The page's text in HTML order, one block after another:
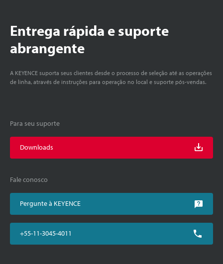
Entrega rápida e suporte
abrangente
A KEYENCE suporta seus clientes desde o processo de seleção até as operações
de linha, através de instruções para operação no local e suporte pós-vendas.
Para seu suporte
Downloads
Fale conosco
Pergunte à KEYENCE
+55-11-3045-4011